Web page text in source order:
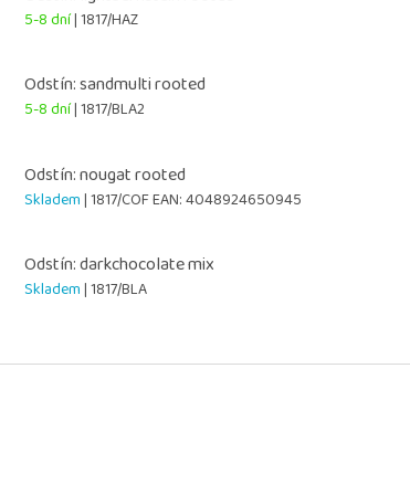
5-8 dní| 1817/HAZ
Odstín: sandmulti rooted
5-8 dní| 1817/BLA2
Odstín: nougat rooted
Skladem| 1817/COFEAN:4048924650945
Odstín: darkchocolate mix
Skladem| 1817/BLA